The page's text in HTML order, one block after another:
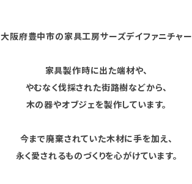
大阪府豊中市の家具工房サーズデイファニチャー
家具製作時に出た端材や、
やむなく伐採された街路樹などから、
木の器やオブジェを製作しています。
今まで廃棄されていた木材に手を加え、
永く愛されるものづくりを心がけています。